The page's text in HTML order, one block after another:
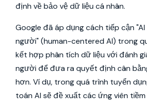
định về bảo vệ dữ liệu cá nhân.
Google đã áp dụng cách tiếp cận
người" (human-centered AI) trong
kết hợp phân tích dữ liệu với đánh
người để đưa ra quyết định cân
hơn. Ví dụ, trong quá trình tuyển
toán AI sẽ đề xuất các ứng viên